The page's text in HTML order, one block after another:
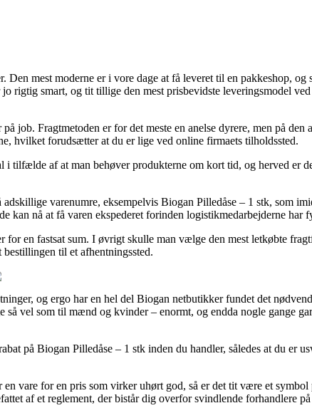
mest moderne er i vore dage at få leveret til en pakkeshop, og
rigtig smart, og tit tillige den mest prisbevidste leveringsmodel
job. Fragtmetoden er for det meste en anelse dyrere, men på den
hvilket forudsætter at du er lige ved online firmaets tilholdssted.
i tilfælde af at man behøver produkterne om kort tid, og herved er
varenumre, eksempelvis Biogan Pilledåse – 1 stk, som
kan nå at få varen ekspederet forinden logistikmedarbejderne har
en fastsat sum. I øvrigt skulle man vælge den mest letkøbte
til et afhentningssted.
og ergo har en hel del Biogan netbutikker fundet det
vel som til mænd og kvinder – enormt, og endda nogle gange
på Biogan Pilledåse – 1 stk inden du handler, således at du er
vare for en pris som virker uhørt god, så er det tit være et symbol
af et reglement, der bistår dig overfor svindlende forhandlere på